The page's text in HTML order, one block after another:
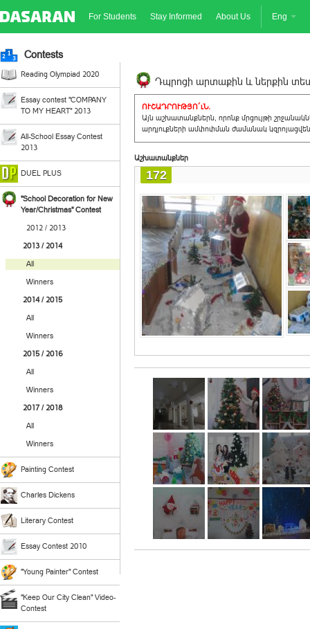
For Students Stay Informed About Us Eng
Contests
Reading Olympiad 2020
Essay contest "COMPANY
TO MY HEART" 2013
All-School Essay Contest
2013
DUEL PLUS
"School Decoration for New
Year/Christmas" Contest
2012 / 2013
2013 / 2014
All
Winners
2014 / 2015
All
Winners
2015 / 2016
All
Winners
2017 / 2018
All
Winners
Painting Contest
Charles Dickens
Literary Contest
Essay Contest 2010
"Young Painter" Contest
"Keep Our City Clean" Video-
Contest
Դպրոցի արտաքին և ներքին
ՈՒՇԱԴՐՈՒԹՅՈ´ւՆ.
Այն աշխատանքներն, որոնք մրցույթի
արդյուքների ամփոփման ժամանակ
Աշխատանքներ
172